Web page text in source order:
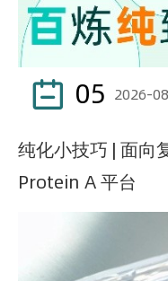
 05 2026-08
纯化小技巧 | 面向
Protein A 平台